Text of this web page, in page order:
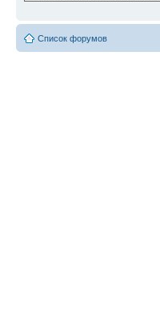
Список форумов